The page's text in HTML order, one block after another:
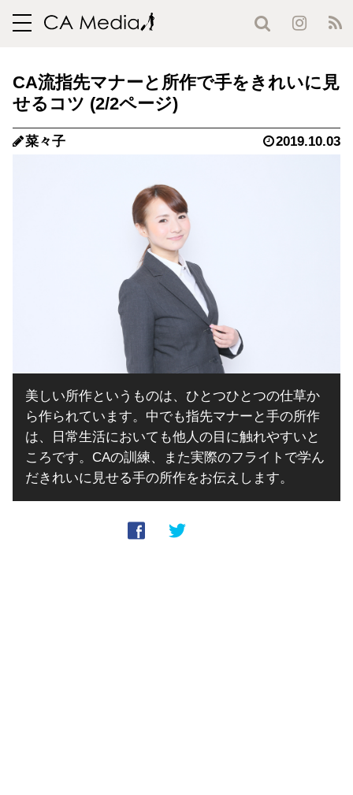
toggle
CA流指先マナーと所作で手をきれいに見
せるコツ (2/2ページ)
菜々子 2019.10.03
美しい所作というものは、ひとつひとつの仕草か
ら作られています。中でも指先マナーと手の所作
は、日常生活においても他人の目に触れやすいと
ころです。CAの訓練、また実際のフライトで学ん
だきれいに見せる手の所作をお伝えします。